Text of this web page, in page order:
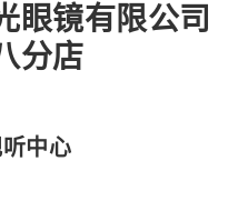
眼镜有限公司
分店
中心